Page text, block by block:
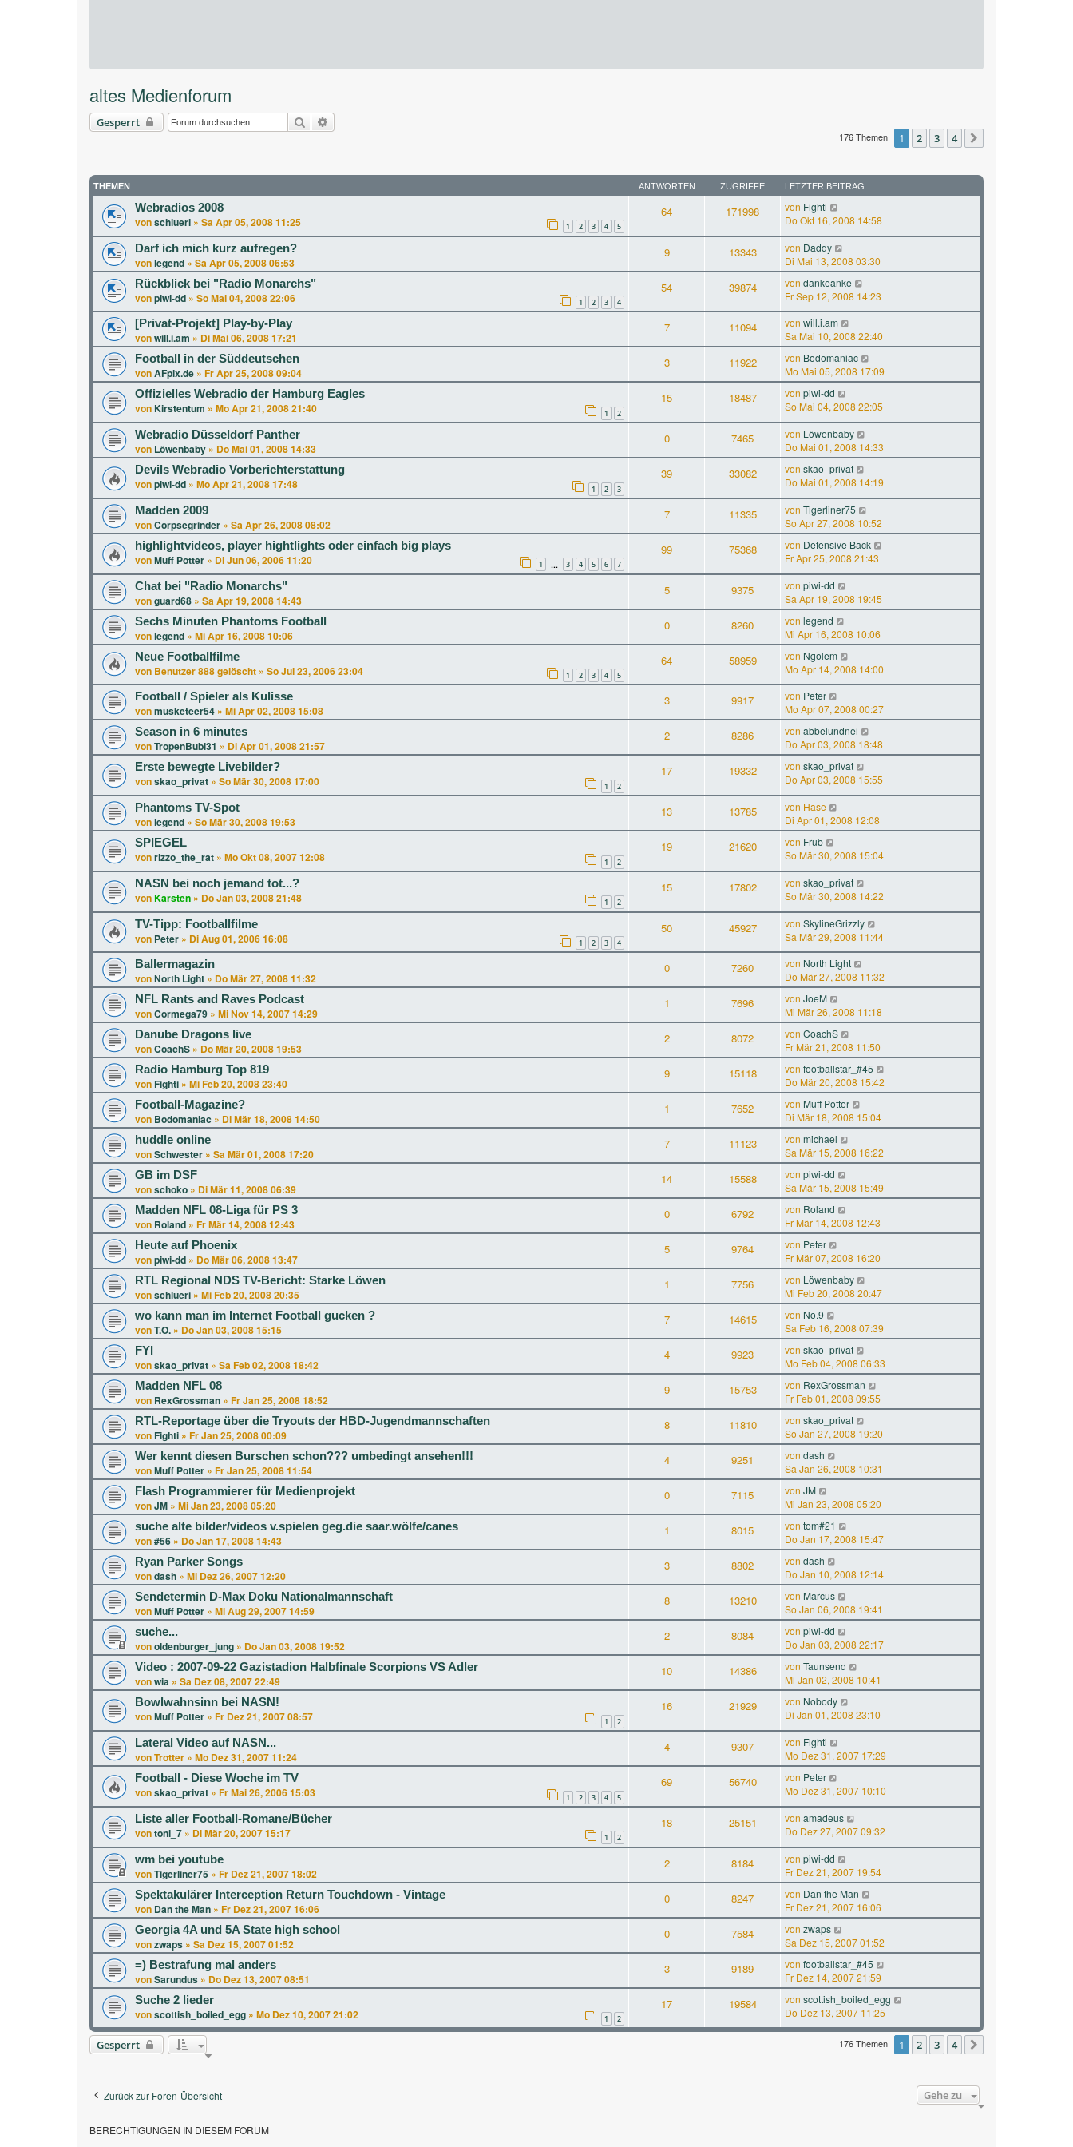
altes Medienforum
Gesperrt Suche
176 Themen 1 2 3 4
THEMEN ANTWORTEN ZUGRIFFE LETZTER BEITRAG
Webradios 2008
vonschlueri » Sa Apr 05, 2008 11:25 1 2 3 4 5
64 171998 von Fighti
Do Okt 16, 2008 14:58
Darf ich mich kurz aufregen?
vonlegend » Sa Apr 05, 2008 06:53
9 13343 von Daddy
Di Mai 13, 2008 03:30
Rückblick bei "Radio Monarchs"
vonpiwi-dd » So Mai 04, 2008 22:06 1 2 3 4
54 39874 von dankeanke
Fr Sep 12, 2008 14:23
[Privat-Projekt] Play-by-Play
vonwill.i.am » Di Mai 06, 2008 17:21
7 11094 von will.i.am
Sa Mai 10, 2008 22:40
Football in der Süddeutschen
vonAFpix.de » Fr Apr 25, 2008 09:04
3 11922 von Bodomaniac
Mo Mai 05, 2008 17:09
Offizielles Webradio der Hamburg Eagles
von Kirstentum » Mo Apr 21, 2008 21:40 1 2
15 18487 von piwi-dd
So Mai 04, 2008 22:05
Webradio Düsseldorf Panther
von Löwenbaby » Do Mai 01, 2008 14:33
0 7465 von Löwenbaby
Do Mai 01, 2008 14:33
Devils Webradio Vorberichterstattung
vonpiwi-dd » Mo Apr 21, 2008 17:48 1 2 3
39 33082 von skao_privat
Do Mai 01, 2008 14:19
Madden 2009
vonCorpsegrinder » Sa Apr 26, 2008 08:02
7 11335 von Tigerliner75
So Apr 27, 2008 10:52
highlightvideos, player hightlights oder einfach big plays
vonMuff Potter » Di Jun 06, 2006 11:20 1 … 3 4 5 6 7
99 75368 von Defensive Back
Fr Apr 25, 2008 21:43
Chat bei "Radio Monarchs"
vonguard68 » Sa Apr 19, 2008 14:43
5 9375 von piwi-dd
Sa Apr 19, 2008 19:45
Sechs Minuten Phantoms Football
vonlegend » Mi Apr 16, 2008 10:06
0 8260 von legend
Mi Apr 16, 2008 10:06
Neue Footballfilme
von Benutzer 888 gelöscht » So Jul 23, 2006 23:04 1 2 3 4 5
64 58959 von Ngolem
Mo Apr 14, 2008 14:00
Football / Spieler als Kulisse
vonmusketeer54 » Mi Apr 02, 2008 15:08
3 9917 von Peter
Mo Apr 07, 2008 00:27
Season in 6 minutes
vonTropenBubi31 » Di Apr 01, 2008 21:57
2 8286 von abbelundnei
Do Apr 03, 2008 18:48
Erste bewegte Livebilder?
vonskao_privat » So Mär 30, 2008 17:00 1 2
17 19332 von skao_privat
Do Apr 03, 2008 15:55
Phantoms TV-Spot
vonlegend » So Mär 30, 2008 19:53
13 13785 von Hase
Di Apr 01, 2008 12:08
SPIEGEL
vonrizzo_the_rat » Mo Okt 08, 2007 12:08 1 2
19 21620 von Frub
So Mär 30, 2008 15:04
NASN bei noch jemand tot...?
vonKarsten » Do Jan 03, 2008 21:48 1 2
15 17802 von skao_privat
So Mär 30, 2008 14:22
TV-Tipp: Footballfilme
von Peter » Di Aug 01, 2006 16:08 1 2 3 4
50 45927 von SkylineGrizzly
Sa Mär 29, 2008 11:44
Ballermagazin
vonNorth Light » Do Mär 27, 2008 11:32
0 7260 von North Light
Do Mär 27, 2008 11:32
NFL Rants and Raves Podcast
vonCormega79 » Mi Nov 14, 2007 14:29
1 7696 von JoeM
Mi Mär 26, 2008 11:18
Danube Dragons live
vonCoachS » Do Mär 20, 2008 19:53
2 8072 von CoachS
Fr Mär 21, 2008 11:50
Radio Hamburg Top 819
von Fighti » Mi Feb 20, 2008 23:40
9 15118 von footballstar_#45
Do Mär 20, 2008 15:42
Football-Magazine?
von Bodomaniac » Di Mär 18, 2008 14:50
1 7652 von Muff Potter
Di Mär 18, 2008 15:04
huddle online
vonSchwester » Sa Mär 01, 2008 17:20
7 11123 von michael
Sa Mär 15, 2008 16:22
GB im DSF
vonschoko » Di Mär 11, 2008 06:39
14 15588 von piwi-dd
Sa Mär 15, 2008 15:49
Madden NFL 08-Liga für PS 3
von Roland » Fr Mär 14, 2008 12:43
0 6792 von Roland
Fr Mär 14, 2008 12:43
Heute auf Phoenix
vonpiwi-dd » Do Mär 06, 2008 13:47
5 9764 von Peter
Fr Mär 07, 2008 16:20
RTL Regional NDS TV-Bericht: Starke Löwen
vonschlueri » Mi Feb 20, 2008 20:35
1 7756 von Löwenbaby
Mi Feb 20, 2008 20:47
wo kann man im Internet Football gucken ?
vonT.O. » Do Jan 03, 2008 15:15
7 14615 von No.9
Sa Feb 16, 2008 07:39
FYI
vonskao_privat » Sa Feb 02, 2008 18:42
4 9923 von skao_privat
Mo Feb 04, 2008 06:33
Madden NFL 08
von RexGrossman » Fr Jan 25, 2008 18:52
9 15753 von RexGrossman
Fr Feb 01, 2008 09:55
RTL-Reportage über die Tryouts der HBD-Jugendmannschaften
von Fighti » Fr Jan 25, 2008 00:09
8 11810 von skao_privat
So Jan 27, 2008 19:20
Wer kennt diesen Burschen schon??? umbedingt ansehen!!!
vonMuff Potter » Fr Jan 25, 2008 11:54
4 9251 von dash
Sa Jan 26, 2008 10:31
Flash Programmierer für Medienprojekt
vonJM » Mi Jan 23, 2008 05:20
0 7115 von JM
Mi Jan 23, 2008 05:20
suche alte bilder/videos v.spielen geg.die saar.wölfe/canes
von#56 » Do Jan 17, 2008 14:43
1 8015 von tom#21
Do Jan 17, 2008 15:47
Ryan Parker Songs
vondash » Mi Dez 26, 2007 12:20
3 8802 von dash
Do Jan 10, 2008 12:14
Sendetermin D-Max Doku Nationalmannschaft
vonMuff Potter » Mi Aug 29, 2007 14:59
8 13210 von Marcus
So Jan 06, 2008 19:41
suche...
vonoldenburger_jung » Do Jan 03, 2008 19:52
2 8084 von piwi-dd
Do Jan 03, 2008 22:17
Video : 2007-09-22 Gazistadion Halbfinale Scorpions VS Adler
vonwia » Sa Dez 08, 2007 22:49
10 14386 von Taunsend
Mi Jan 02, 2008 10:41
Bowlwahnsinn bei NASN!
vonMuff Potter » Fr Dez 21, 2007 08:57 1 2
16 21929 von Nobody
Di Jan 01, 2008 23:10
Lateral Video auf NASN...
vonTrotter » Mo Dez 31, 2007 11:24
4 9307 von Fighti
Mo Dez 31, 2007 17:29
Football - Diese Woche im TV
vonskao_privat » Fr Mai 26, 2006 15:03 1 2 3 4 5
69 56740 von Peter
Mo Dez 31, 2007 10:10
Liste aller Football-Romane/Bücher
vontoni_7 » Di Mär 20, 2007 15:17 1 2
18 25151 von amadeus
Do Dez 27, 2007 09:32
wm bei youtube
vonTigerliner75 » Fr Dez 21, 2007 18:02
2 8184 von piwi-dd
Fr Dez 21, 2007 19:54
Spektakulärer Interception Return Touchdown - Vintage
von Dan the Man » Fr Dez 21, 2007 16:06
0 8247 von Dan the Man
Fr Dez 21, 2007 16:06
Georgia 4A und 5A State high school
vonzwaps » Sa Dez 15, 2007 01:52
0 7584 von zwaps
Sa Dez 15, 2007 01:52
=) Bestrafung mal anders
vonSarundus » Do Dez 13, 2007 08:51
3 9189 von footballstar_#45
Fr Dez 14, 2007 21:59
Suche 2 lieder
vonscottish_boiled_egg » Mo Dez 10, 2007 21:02 1 2
17 19584 von scottish_boiled_egg
Do Dez 13, 2007 11:25
Gesperrt 176 Themen 1 2 3 4
Zurück zur Foren-Übersicht Gehe zu
BERECHTIGUNGEN IN DIESEM FORUM